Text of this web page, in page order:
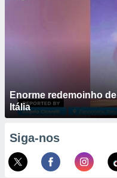
Enorme redemoinho
Itália
Siga-nos